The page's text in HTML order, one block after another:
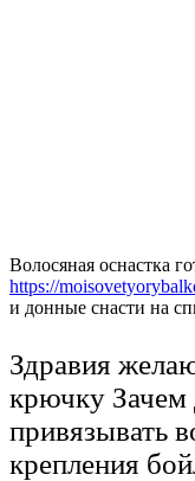
Волосяная оснастка
https://
и донные снасти на
Здравия
крючку Зачем
привязывать
крепления